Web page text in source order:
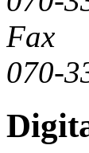
Fax
070-